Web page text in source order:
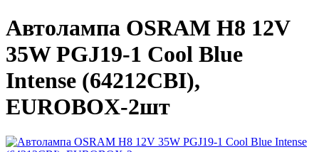
Автолампа OSRAM H8 12V
35W PGJ19-1 Cool Blue
Intense (64212CBI),
EUROBOX-2шт